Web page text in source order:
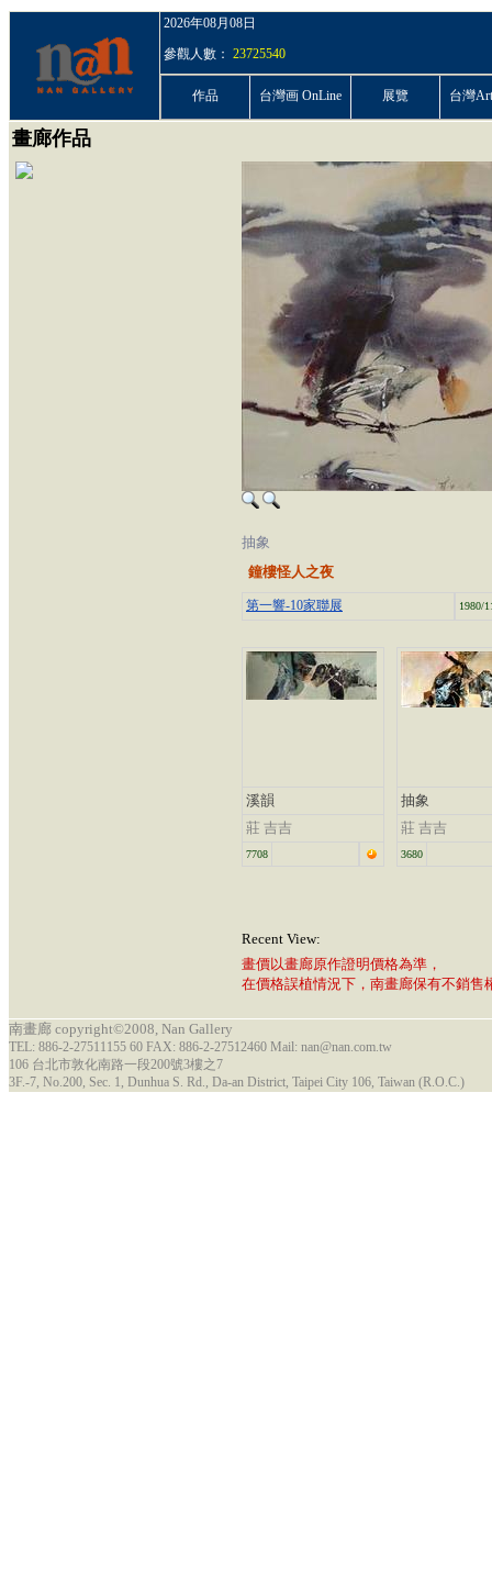
2026年08月08日
參觀人數： 23725540
作品 台灣画 OnLine 展覽 台灣
畫廊作品
抽象
鐘樓怪人之夜
第一響-10家聯展 1980/
溪韻
莊 吉吉
7708
抽象
莊 吉吉
3680
Recent View:
畫價以畫廊原作證明價格為準，
在價格誤植情況下，南畫廊保有不銷售
南畫廊 copyright©2008, Nan Gallery
TEL: 886-2-27511155 60 FAX: 886-2-27512460 Mail: nan@nan.com.tw
106 台北市敦化南路一段200號3樓之7
3F.-7, No.200, Sec. 1, Dunhua S. Rd., Da-an District, Taipei City 106, Taiwan (R.O.C.)